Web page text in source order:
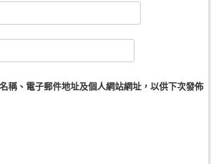
稱、電子郵件地址及個人網站網址，以供下次發佈